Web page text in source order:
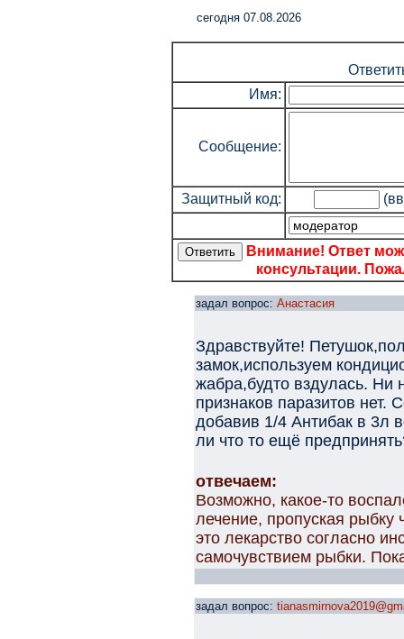
cегодня 07.08.2026
Имя:
Сообщение:
Защитный код:
Внимание! Ответ
консультации.
задал вопрос: Анастасия
Здравствуйте!
замок,используем
жабра,будто вздулась. Ни
признаков паразитов нет.
добавив 1/4 Антибак в 3л
ли что то ещё
отвечаем:
Возможно, какое-то
лечение, пропуская
это лекарство согласно
самочувствием рыбки.
задал вопрос: